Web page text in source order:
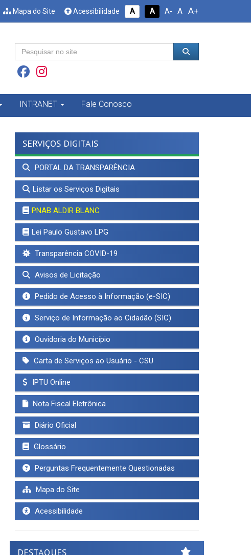
Mapa do Site Acessibilidade A A A- A A+
INTRANET Fale Conosco
SERVIÇOS DIGITAIS
PORTAL DA TRANSPARÊNCIA
Listar os Serviços Digitais
PNAB ALDIR BLANC
Lei Paulo Gustavo LPG
Transparência COVID-19
Avisos de Licitação
Pedido de Acesso à Informação (e-SIC)
Serviço de Informação ao Cidadão (SIC)
Ouvidoria do Município
Carta de Serviços ao Usuário - CSU
IPTU Online
Nota Fiscal Eletrônica
Diário Oficial
Glossário
Perguntas Frequentemente Questionadas
Mapa do Site
Acessibilidade
DESTAQUES